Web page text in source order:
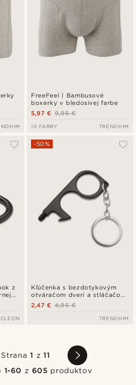
FreeFeel | Bambusové
boxerky v bledosivej farbe
9,95 €
5,97 €
10 FARBY TRENDHIM
z
Kľúčenka s bezdotykovým
otváračom dverí a stláčačom
gombíkov
-50%
4,95 €
2,47 €
TRENDHIM
Strana1 z11
1-60 z 605 produktov